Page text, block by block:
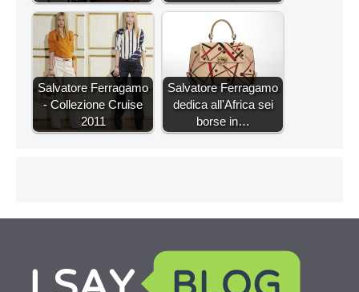
Salvatore Ferragamo
- Collezione Cruise
2011
Salvatore Ferragamo
dedica all'Africa sei
borse in…